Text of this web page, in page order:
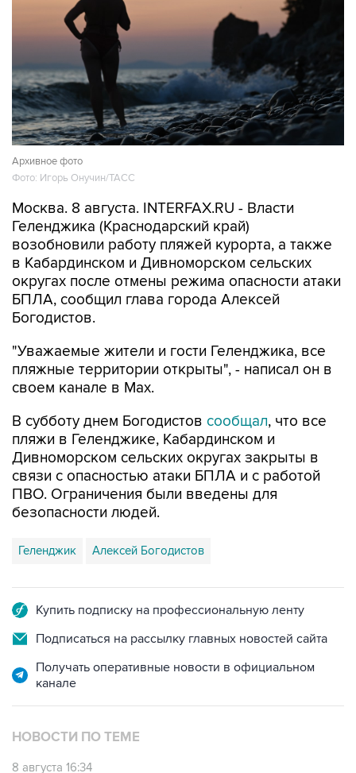
Архивное фото
Фото: Игорь Онучин/ТАСС
Москва. 8 августа. INTERFAX.RU - Власти
Геленджика (Краснодарский край)
возобновили работу пляжей курорта, а также
в Кабардинском и Дивноморском сельских
округах после отмены режима опасности атаки
БПЛА, сообщил глава города Алексей
Богодистов.
"Уважаемые жители и гости Геленджика, все
пляжные территории открыты", - написал он в
своем канале в Max.
В субботу днем Богодистов сообщал, что все
пляжи в Геленджике, Кабардинском и
Дивноморском сельских округах закрыты в
связи с опасностью атаки БПЛА и с работой
ПВО. Ограничения были введены для
безопасности людей.
Геленджик Алексей Богодистов
Купить подписку на профессиональную ленту
Подписаться на рассылку главных новостей сайта
Получать оперативные новости в официальном
канале
НОВОСТИ ПО ТЕМЕ
8 августа 16:34